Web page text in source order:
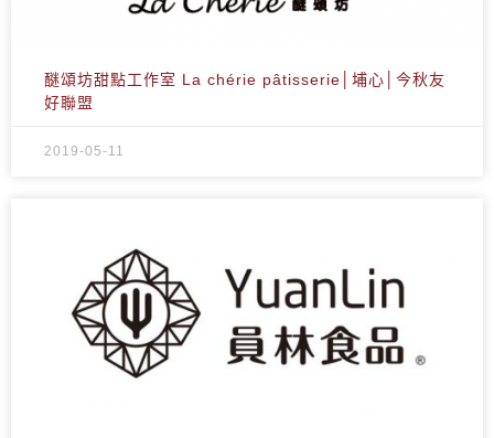
醚頌坊甜點工作室 La chérie pâtisserie│埔心│今秋友
好聯盟
2019-05-11